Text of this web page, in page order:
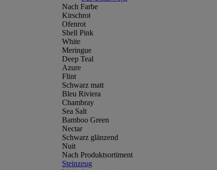
Nach Farbe
Kirschrot
Ofenrot
Shell Pink
White
Meringue
Deep Teal
Azure
Flint
Schwarz matt
Bleu Riviera
Chambray
Sea Salt
Bamboo Green
Nectar
Schwarz glänzend
Nuit
Nach Produktsortiment
Steinzeug